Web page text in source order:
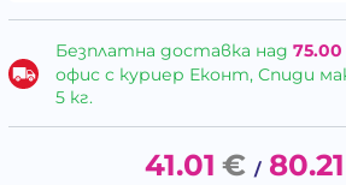
Безплатна доставка над 75.00
офис с куриер Еконт, Спиди
5 кг.
41.01 € / 80.21